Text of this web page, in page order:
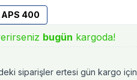
APS 400
bugün kargoda!
siparişler ertesi gün kargo için